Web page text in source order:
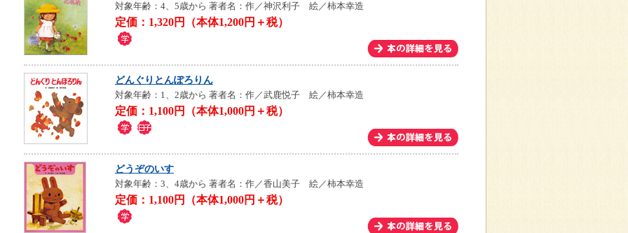
対象年齢：4、5歳から 著者名：作／神沢利子 絵／柿本幸造
定価：1,320円（本体1,200円＋税）
どんぐりとんぽろりん
対象年齢：1、2歳から 著者名：作／武鹿悦子 絵／柿本幸造
定価：1,100円（本体1,000円＋税）
どうぞのいす
対象年齢：3、4歳から 著者名：作／香山美子 絵／柿本幸造
定価：1,100円（本体1,000円＋税）